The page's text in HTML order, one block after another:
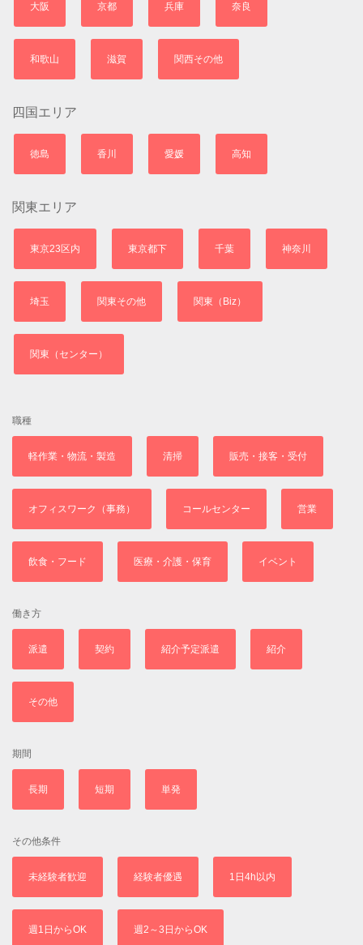
大阪 京都 兵庫 奈良
和歌山 滋賀 関西その他
四国エリア
徳島 香川 愛媛 高知
関東エリア
東京23区内 東京都下 千葉 神奈川
埼玉 関東その他 関東（Biz）
関東（センター）
職種
軽作業・物流・製造 清掃 販売・接客・受付
オフィスワーク（事務） コールセンター 営業
飲食・フード 医療・介護・保育 イベント
働き方
派遣 契約 紹介予定派遣 紹介
その他
期間
長期 短期 単発
その他条件
未経験者歓迎 経験者優遇 1日4h以内
週1日からOK 週2～3日からOK